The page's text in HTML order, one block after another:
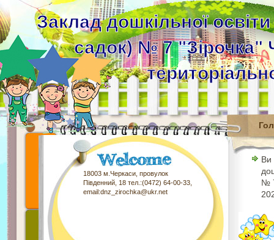
Заклад дошкільної
садок) № 7 "Зірочка"
18003 м.Черкаси, провулок
Південний, 18 тел.:(0472) 64-00-33,
email:dnz_zirochka@ukr.net
Ви
№